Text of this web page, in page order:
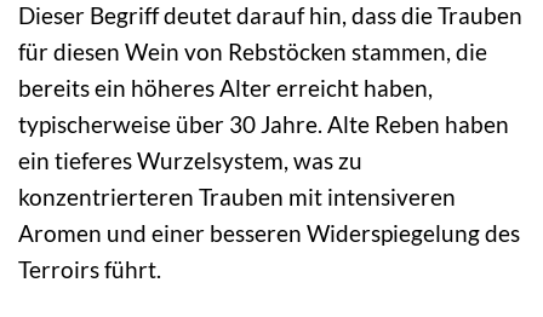
Dieser Begriff deutet darauf hin, dass die Trauben
für diesen Wein von Rebstöcken stammen, die
bereits ein höheres Alter erreicht haben,
typischerweise über 30 Jahre. Alte Reben haben
ein tieferes Wurzelsystem, was zu
konzentrierteren Trauben mit intensiveren
Aromen und einer besseren Widerspiegelung des
Terroirs führt.